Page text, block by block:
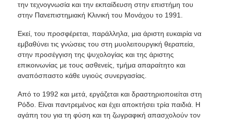
την τεχνογνωσία και την εκπαίδευση στην επιστήμη του
στην Πανεπιστημιακή Κλινική του Μονάχου το 1991.
Εκεί, του προσφέρεται, παράλληλα, μια άριστη ευκαιρία να
εμβαθύνει τις γνώσεις του στη μυολειτουργική θεραπεία,
στην προσέγγιση της ψυχολογίας και της άριστης
επικοινωνίας με τους ασθενείς, τμήμα απαραίτητο και
αναπόσπαστο κάθε υγιούς συνεργασίας.
Από το 1992 και μετά, εργάζεται και δραστηριοποιείται στη
Ρόδο. Είναι παντρεμένος και έχει αποκτήσει τρία παιδιά. Η
αγάπη του για τη φύση και τη ζωγραφική απασχολούν τον